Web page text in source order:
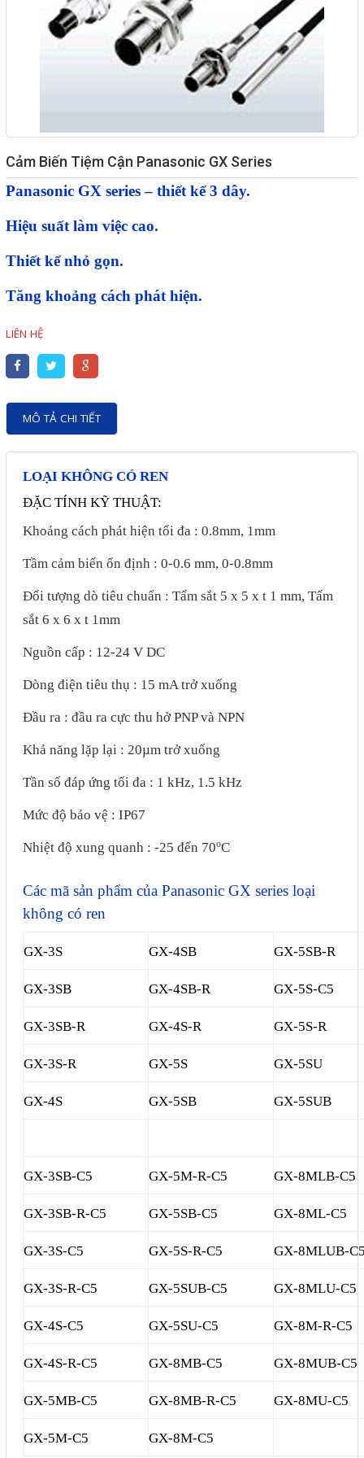
Cảm Biến Tiệm Cận Panasonic GX Series
Panasonic GX series – thiết kế 3 dây.
Hiệu suất làm việc cao.
Thiết kế nhỏ gọn.
Tăng khoảng cách phát hiện.
LIÊN HỆ
MÔ TẢ CHI TIẾT
LOẠI KHÔNG CÓ REN
ĐẶC TÍNH KỸ THUẬT:
Khoảng cách phát hiện tối đa : 0.8mm, 1mm
Tầm cảm biến ổn định : 0-0.6 mm, 0-0.8mm
Đối tượng dò tiêu chuẩn : Tấm sắt 5 x 5 x t 1 mm, Tấm
sắt 6 x 6 x t 1mm
Nguồn cấp : 12-24 V DC
Dòng điện tiêu thụ : 15 mA trở xuống
Đầu ra : đầu ra cực thu hở PNP và NPN
Khả năng lặp lại : 20µm trở xuống
Tần số đáp ứng tối đa : 1 kHz, 1.5 kHz
Mức độ bảo vệ : IP67
Nhiệt độ xung quanh : -25 đến 70oC
Các mã sản phẩm của Panasonic GX series loại
không có ren
GX-3S GX-4SB GX-5SB-R
GX-3SB GX-4SB-R GX-5S-C5
GX-3SB-R GX-4S-R GX-5S-R
GX-3S-R GX-5S GX-5SU
GX-4S GX-5SB GX-5SUB
GX-3SB-C5 GX-5M-R-C5 GX-8MLB-C5
GX-3SB-R-C5 GX-5SB-C5 GX-8ML-C5
GX-3S-C5 GX-5S-R-C5 GX-8MLUB-
GX-3S-R-C5 GX-5SUB-C5 GX-8MLU-C5
GX-4S-C5 GX-5SU-C5 GX-8M-R-C5
GX-4S-R-C5 GX-8MB-C5 GX-8MUB-C5
GX-5MB-C5 GX-8MB-R-C5 GX-8MU-C5
GX-5M-C5 GX-8M-C5
Giải pháp quản lý bằng mã
Bảng Led hiển thị nhiệt độ
độ ẩm
Đồng hồ thời gian thực
Máy dò kim loại
Màn hình cảm ứng HMI
Máy tính công nghiệp
Motor Servo / Driver Servo
Servo
Cân Điện Tử
Thiết bị thu thập dữ liệu,
truyền và lưu trữ dữ liệu
Thiết bị điều khiển và giám
sát
Thiết bị cảnh báo
Thiết bị đo lường - Cảm biến
Bộ điều khiển nhiệt độ
Bộ đếm - Bộ hẹn giờ
Đồng hồ đo đa năng
Giới thiệu
Dịch vụ
và quản lý
Thiết kế tủ điện công nghiệp
Sửa chữa biến tần
Sửa Bộ điều khiển Servo, Bộ
điều khiển motor bước
Lập trình PLC
Lập trình hệ thống Servo
Crack password PLC
Hình ảnh sửa chữa